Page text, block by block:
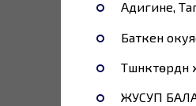
Адигине,
Баткен
ЖУСУП